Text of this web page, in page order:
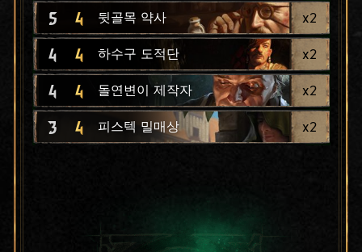
5 4 뒷골목 약사 x2
4 4 하수구 도적단 x2
4 4 돌연변이 제작자 x2
3 4 피스텍 밀매상 x2